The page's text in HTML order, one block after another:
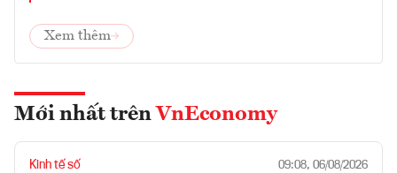
Xem thêm
Mới nhất trên VnEconomy
Kinh tế số 09:08, 06/08/2026